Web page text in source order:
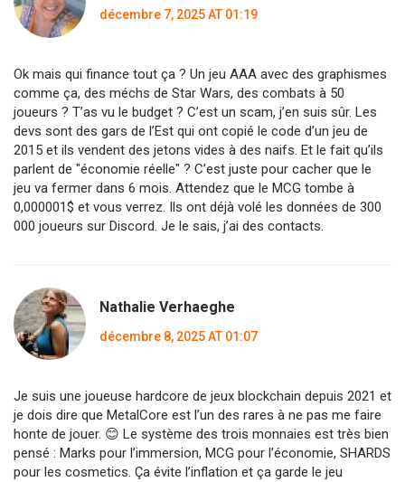
décembre 7, 2025 AT 01:19
Ok mais qui finance tout ça ? Un jeu AAA avec des graphismes
comme ça, des méchs de Star Wars, des combats à 50
joueurs ? T’as vu le budget ? C’est un scam, j’en suis sûr. Les
devs sont des gars de l’Est qui ont copié le code d’un jeu de
2015 et ils vendent des jetons vides à des naifs. Et le fait qu’ils
parlent de "économie réelle" ? C’est juste pour cacher que le
jeu va fermer dans 6 mois. Attendez que le MCG tombe à
0,000001$ et vous verrez. Ils ont déjà volé les données de 300
000 joueurs sur Discord. Je le sais, j’ai des contacts.
Nathalie Verhaeghe
décembre 8, 2025 AT 01:07
Je suis une joueuse hardcore de jeux blockchain depuis 2021 et
je dois dire que MetalCore est l’un des rares à ne pas me faire
honte de jouer. 😊 Le système des trois monnaies est très bien
pensé : Marks pour l’immersion, MCG pour l’économie, SHARDS
pour les cosmetics. Ça évite l’inflation et ça garde le jeu